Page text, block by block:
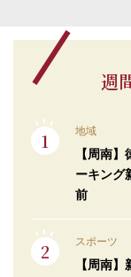
週
地域
【周南
ーキング
前
スポーツ
【周南